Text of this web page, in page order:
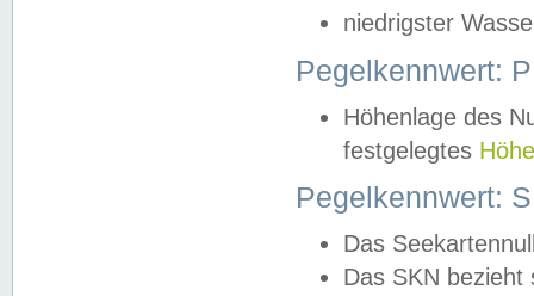
niedrigster
Pegelkennwert:
Höhenlage des
festgelegtes
Pegelkennwert:
Das
Das SKN